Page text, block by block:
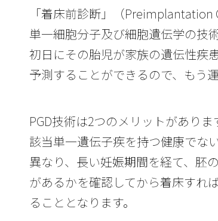
「着床前診断」（
単一細胞分子及び細胞遺伝学の技
初日にその胎児が家族の遺伝性疾
予測することができるので、もう
PGD技術は2つのメリットがあり
該当単一遺伝子疾を持つ健康でな
異なり、長い妊娠期間を経て、胚
があるかを確認してから着床すれ
ることとなります。